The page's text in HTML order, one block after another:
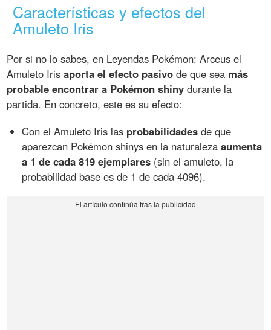
Características y efectos del
Amuleto Iris
Por si no lo sabes, en Leyendas Pokémon: Arceus el
Amuleto Irisaporta el efecto pasivo de que sea más
probable encontrar a Pokémon shiny durante la
partida. En concreto, este es su efecto:
Con el Amuleto Iris las probabilidades de que
aparezcan Pokémon shinys en la naturalezaaumenta
a 1 de cada 819 ejemplares (sin el amuleto, la
probabilidad base es de 1 de cada 4096).